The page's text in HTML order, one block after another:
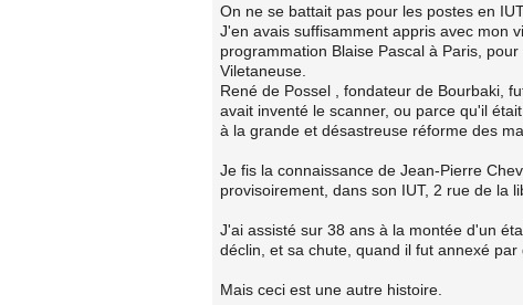
On ne se battait pas pour les postes en
J'en avais suffisamment appris avec mon
programmation Blaise Pascal à Paris,
Viletaneuse.
René de Possel , fondateur de Bourbaki,
avait inventé le scanner, ou parce qu'il
à la grande et désastreuse réforme des
Je fis la connaissance de Jean-Pierre
provisoirement, dans son IUT, 2 rue de la
J'ai assisté sur 38 ans à la montée d'un
déclin, et sa chute, quand il fut annexé
Mais ceci est une autre histoire.